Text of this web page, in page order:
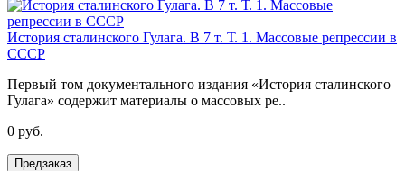
История сталинского Гулага. В 7 т. Т. 1. Массовые репрессии в
СССР
Первый том документального издания «История сталинского
Гулага» содержит материалы о массовых ре..
0 руб.
Предзаказ